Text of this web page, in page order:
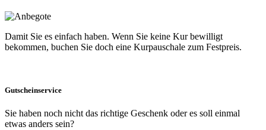
Damit Sie es einfach haben. Wenn Sie keine Kur bewilligt
bekommen, buchen Sie doch eine Kurpauschale zum Festpreis.
Gutscheinservice
Sie haben noch nicht das richtige Geschenk oder es soll einmal
etwas anders sein?